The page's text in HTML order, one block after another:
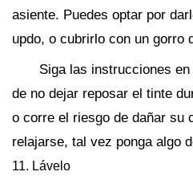
asiente. Puedes optar por
updo, o cubrirlo con un gorro
Siga las instrucciones
de no dejar reposar el tinte
o corre el riesgo de dañar su
relajarse, tal vez ponga algo
11. Lávelo